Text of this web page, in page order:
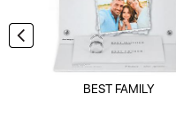
BEST FAMILY